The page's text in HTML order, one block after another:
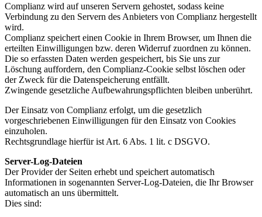
Complianz wird auf unseren Servern gehostet, sodass keine
Verbindung zu den Servern des Anbieters von Complianz hergestellt
wird.
Complianz speichert einen Cookie in Ihrem Browser, um Ihnen die
erteilten Einwilligungen bzw. deren Widerruf zuordnen zu können.
Die so erfassten Daten werden gespeichert, bis Sie uns zur
Löschung auffordern, den Complianz-Cookie selbst löschen oder
der Zweck für die Datenspeicherung entfällt.
Zwingende gesetzliche Aufbewahrungspflichten bleiben unberührt.
Der Einsatz von Complianz erfolgt, um die gesetzlich
vorgeschriebenen Einwilligungen für den Einsatz von Cookies
einzuholen.
Rechtsgrundlage hierfür ist Art. 6 Abs. 1 lit. c DSGVO.
Server-Log-Dateien
Der Provider der Seiten erhebt und speichert automatisch
Informationen in sogenannten Server-Log-Dateien, die Ihr Browser
automatisch an uns übermittelt.
Dies sind: